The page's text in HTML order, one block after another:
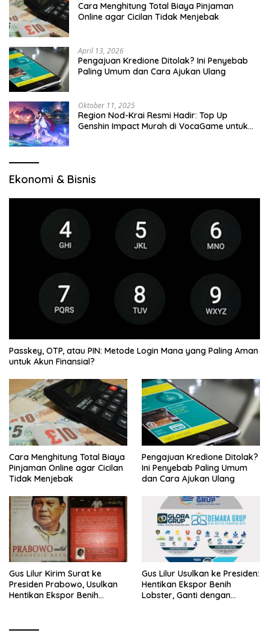
Cara Menghitung Total Biaya Pinjaman
Online agar Cicilan Tidak Menjebak
April 13, 2026
Pengajuan Kredione Ditolak? Ini Penyebab
Paling Umum dan Cara Ajukan Ulang
Oktober 11, 2025
Region Nod-Krai Resmi Hadir: Top Up
Genshin Impact Murah di VocaGame untuk
Ekonomi & Bisnis
Passkey, OTP, atau PIN: Metode Login Mana yang Paling Aman
untuk Akun Finansial?
Cara Menghitung Total Biaya
Pinjaman Online agar Cicilan
Tidak Menjebak
Pengajuan Kredione Ditolak?
Ini Penyebab Paling Umum
dan Cara Ajukan Ulang
Gus Lilur Kirim Surat ke
Presiden Prabowo, Usulkan
Hentikan Ekspor Benih
Gus Lilur Usulkan ke Presiden:
Hentikan Ekspor Benih
Lobster, Ganti dengan